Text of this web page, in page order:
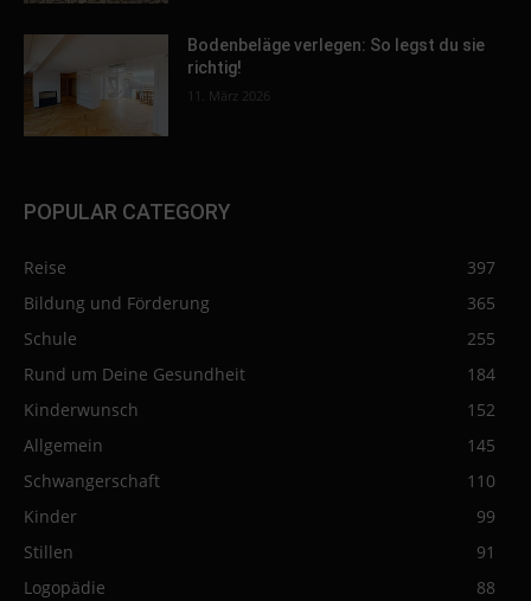
Bodenbeläge verlegen: So legst du sie
richtig!
11. März 2026
POPULAR CATEGORY
Reise
397
Bildung und Förderung
365
Schule
255
Rund um Deine Gesundheit
184
Kinderwunsch
152
Allgemein
145
Schwangerschaft
110
Kinder
99
Stillen
91
Logopädie
88